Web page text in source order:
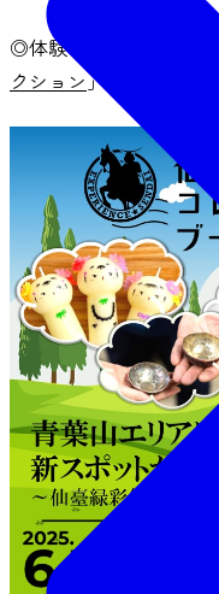
◎体験プログラム専用
クション」